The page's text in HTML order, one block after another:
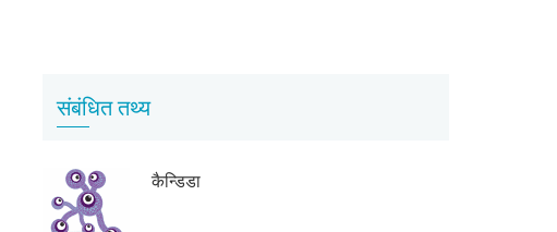
संबंधित तथ्य
कैन्डिडा